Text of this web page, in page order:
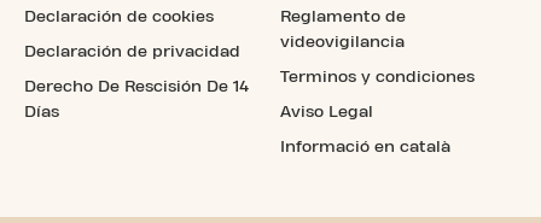
Declaración de cookies
Declaración de privacidad
Derecho De Rescisión De 14
Días
Reglamento de
videovigilancia
Terminos y condiciones
Aviso Legal
Informació en català